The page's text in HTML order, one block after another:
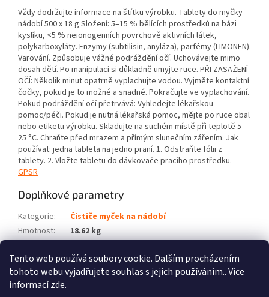
Tento web používá soubory cookie. Dalším procházením
tohoto webu vyjadřujete souhlas s jejich používáním.. Více
informacízde.
Vždy dodržujte informace na štítku výrobku. Tablety do myčky
nádobí 500 x 18 g Složení: 5–15 % bělících prostředků na bázi
kyslíku, <5 % neionogenních povrchově aktivních látek,
polykarboxyláty. Enzymy (subtilisin, anyláza), parfémy (LIMONEN).
Varování. Způsobuje vážné podráždění očí. Uchovávejte mimo
dosah dětí. Po manipulaci si důkladně umyjte ruce. PŘI ZASAŽENÍ
OČÍ: Několik minut opatrně vyplachujte vodou. Vyjměte kontaktní
čočky, pokud je to možné a snadné. Pokračujte ve vyplachování.
Pokud podráždění očí přetrvává: Vyhledejte lékařskou
pomoc/péči. Pokud je nutná lékařská pomoc, mějte po ruce obal
nebo etiketu výrobku. Skladujte na suchém místě při teplotě 5–
25 °C. Chraňte před mrazem a přímým slunečním zářením. Jak
používat: jedna tableta na jedno praní. 1. Odstraňte fólii z
tablety. 2. Vložte tabletu do dávkovače pracího prostředku.
GPSR
Doplňkové parametry
Kategorie:
Čističe myček na nádobí
Hmotnost:
18.62 kg
Počet balíků: 2